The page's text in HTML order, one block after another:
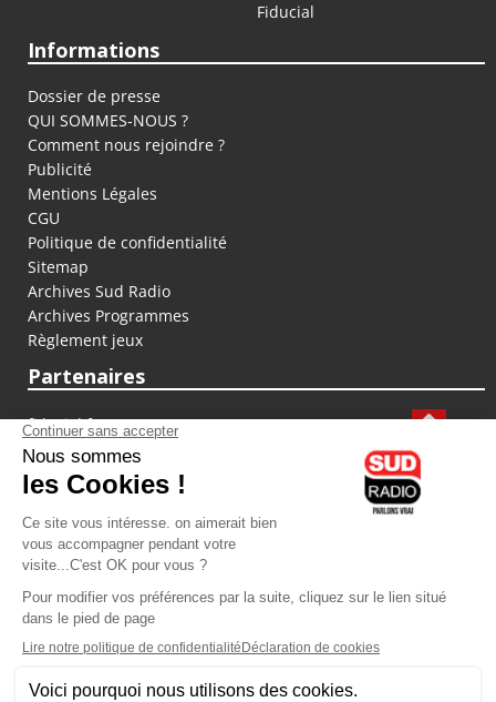
Fiducial
Informations
Dossier de presse
QUI SOMMES-NOUS ?
Comment nous rejoindre ?
Publicité
Mentions Légales
CGU
Politique de confidentialité
Sitemap
Archives Sud Radio
Archives Programmes
Règlement jeux
Partenaires
fiducial.fr
lyoncapitale.fr
olympique-et-lyonnais.com
L'application Iphone / Android
Téléchargez l'application
Les cookies
Gestion des cookies